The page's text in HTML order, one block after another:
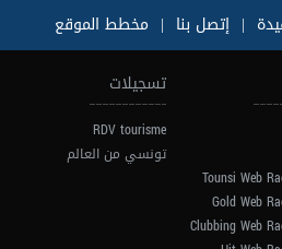
| إتصل بنا | مخطط الموقع
تسجيلات
RDV tourisme
تونسي من العالم